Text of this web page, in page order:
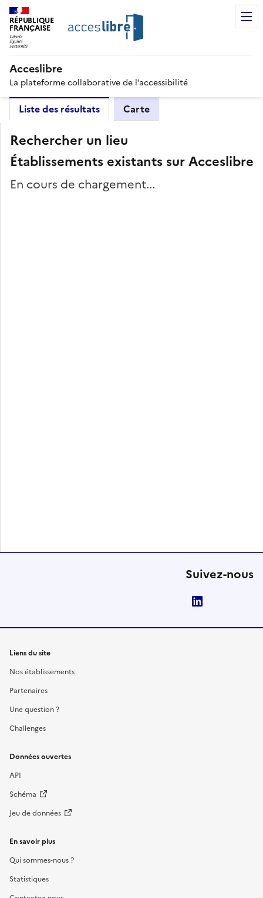
RÉPUBLIQUE
FRANÇAISE
Acceslibre
La plateforme collaborative de l’accessibilité
Liste des résultats Carte
Rechercher un lieu
Établissements existants sur Acceslibre
En cours de chargement...
Suivez-nous
Liens du site
Nos établissements
Partenaires
Une question ?
Challenges
Données ouvertes
API
Schéma
Jeu de données
En savoir plus
Qui sommes-nous ?
Statistiques